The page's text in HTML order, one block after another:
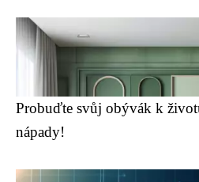
Probuďte svůj obývák k
nápady!